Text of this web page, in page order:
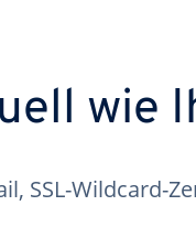
wie
SSL-Wildcard-